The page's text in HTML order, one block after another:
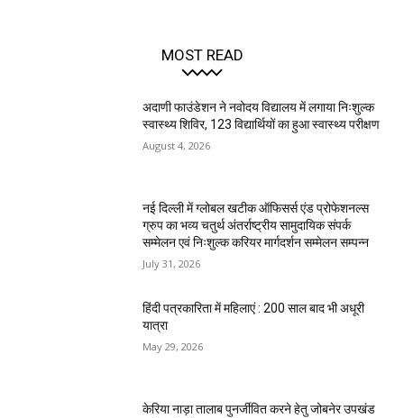
MOST READ
अदाणी फाउंडेशन ने नवोदय विद्यालय में लगाया निःशुल्क
स्वास्थ्य शिविर, 123 विद्यार्थियों का हुआ स्वास्थ्य परीक्षण
August 4, 2026
नई दिल्ली में ग्लोबल खटीक ऑफिसर्स एंड प्रोफेशनल्स
ग्रुप का भव्य चतुर्थ अंतर्राष्ट्रीय सामुदायिक संपर्क
सम्मेलन एवं निःशुल्क करियर मार्गदर्शन सम्मेलन सम्पन्न
July 31, 2026
हिंदी पत्रकारिता में महिलाएं : 200 साल बाद भी अधूरी
यात्रा
May 29, 2026
केरिया नाड़ा तालाब पुनर्जीवित करने हेतु जोबनेर उपखंड